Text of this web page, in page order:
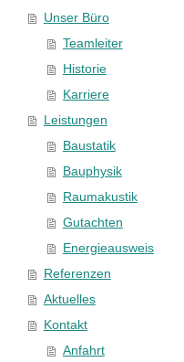
Unser Büro
Teamleiter
Historie
Karriere
Leistungen
Baustatik
Bauphysik
Raumakustik
Gutachten
Energieausweis
Referenzen
Aktuelles
Kontakt
Anfahrt